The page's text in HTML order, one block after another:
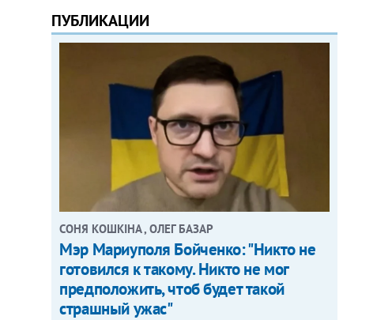
ПУБЛИКАЦИИ
СОНЯ КОШКІНА , ОЛЕГ БАЗАР
Мэр Мариуполя Бойченко: "Никто не
готовился к такому. Никто не мог
предположить, чтоб будет такой
страшный ужас"